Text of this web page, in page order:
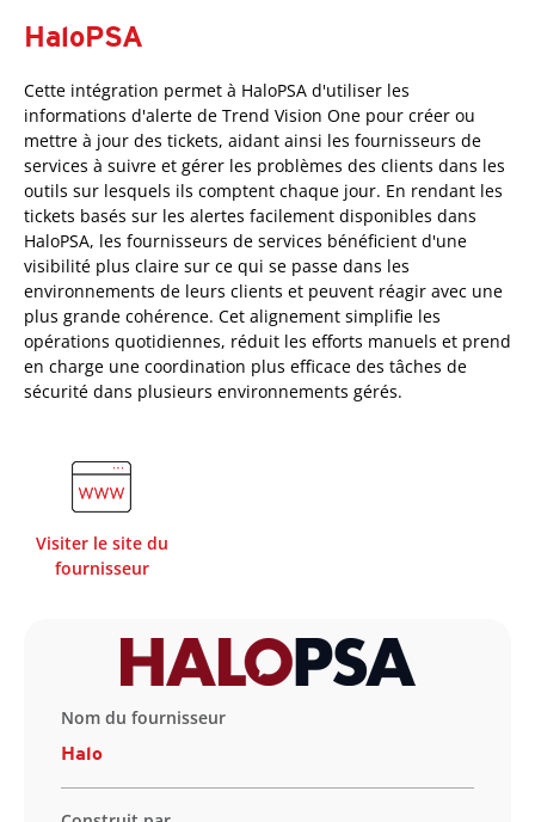
HaloPSA
Cette intégration permet à HaloPSA d'utiliser les
informations d'alerte de Trend Vision One pour créer ou
mettre à jour des tickets, aidant ainsi les fournisseurs de
services à suivre et gérer les problèmes des clients dans les
outils sur lesquels ils comptent chaque jour. En rendant les
tickets basés sur les alertes facilement disponibles dans
HaloPSA, les fournisseurs de services bénéficient d'une
visibilité plus claire sur ce qui se passe dans les
environnements de leurs clients et peuvent réagir avec une
plus grande cohérence. Cet alignement simplifie les
opérations quotidiennes, réduit les efforts manuels et prend
en charge une coordination plus efficace des tâches de
sécurité dans plusieurs environnements gérés.
Visiter le site du
fournisseur
Nom du fournisseur
Halo